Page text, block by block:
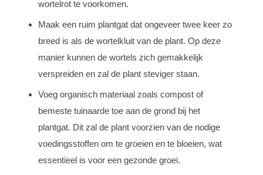
wortelrot te voorkomen.
Maak een ruim plantgat dat ongeveer twee keer zo
breed is als de wortelkluit van de plant. Op deze
manier kunnen de wortels zich gemakkelijk
verspreiden en zal de plant steviger staan.
Voeg organisch materiaal zoals compost of
bemeste tuinaarde toe aan de grond bij het
plantgat. Dit zal de plant voorzien van de nodige
voedingsstoffen om te groeien en te bloeien, wat
essentieel is voor een gezonde groei.